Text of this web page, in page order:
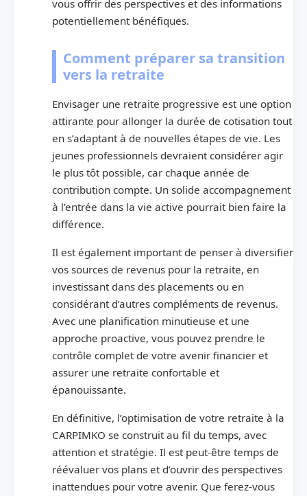
vous offrir des perspectives et des informations
potentiellement bénéfiques.
Comment préparer sa transition
vers la retraite
Envisager une retraite progressive est une option
attirante pour allonger la durée de cotisation tout
en s’adaptant à de nouvelles étapes de vie. Les
jeunes professionnels devraient considérer agir
le plus tôt possible, car chaque année de
contribution compte. Un solide accompagnement
à l’entrée dans la vie active pourrait bien faire la
différence.
Il est également important de penser à diversifier
vos sources de revenus pour la retraite, en
investissant dans des placements ou en
considérant d’autres compléments de revenus.
Avec une planification minutieuse et une
approche proactive, vous pouvez prendre le
contrôle complet de votre avenir financier et
assurer une retraite confortable et
épanouissante.
En définitive, l’optimisation de votre retraite à la
CARPIMKO se construit au fil du temps, avec
attention et stratégie. Il est peut-être temps de
réévaluer vos plans et d’ouvrir des perspectives
inattendues pour votre avenir. Que ferez-vous